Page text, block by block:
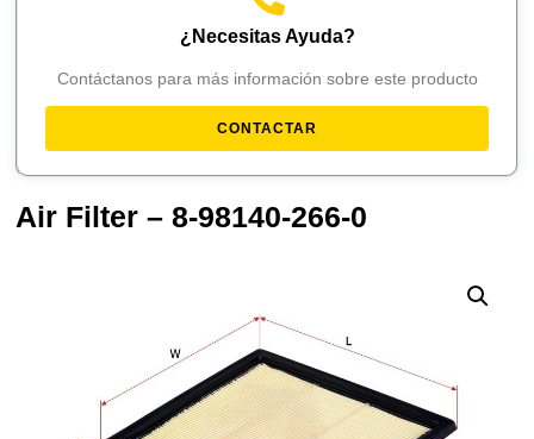
¿Necesitas Ayuda?
Contáctanos para más información sobre este producto
CONTACTAR
Air Filter – 8-98140-266-0